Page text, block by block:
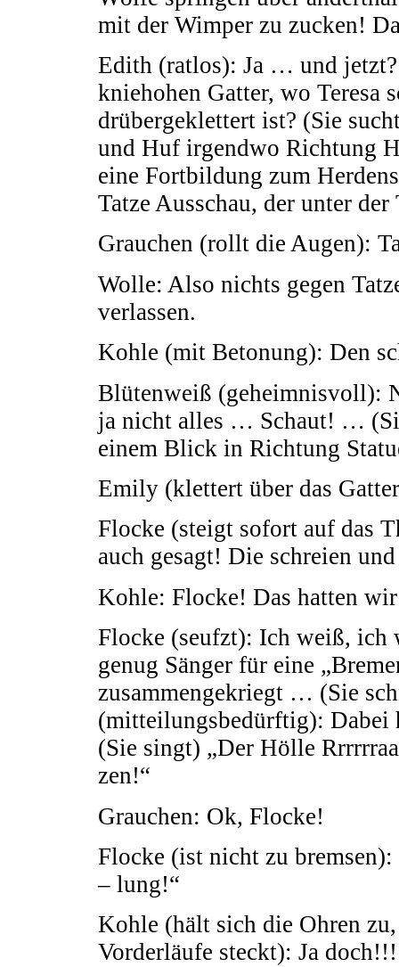
mit der Wimper zu zucken!
Edith (ratlos): Ja … und
kniehohen Gatter, wo Teresa
drübergeklettert ist? (Sie
und Huf irgendwo Richtung
eine Fortbildung zum
Tatze Ausschau, der unter
Grauchen (rollt die Augen):
Wolle: Also nichts gegen
verlassen.
Kohle (mit Betonung): Den
Blütenweiß (geheimnisvoll):
ja nicht alles … Schaut! …
einem Blick in Richtung
Emily (klettert über das
Flocke (steigt sofort auf das
auch gesagt! Die schreien
Kohle: Flocke! Das hatten
Flocke (seufzt): Ich weiß,
genug Sänger für eine
zusammengekriegt … (Sie
(mitteilungsbedürftig): Dabei
(Sie singt) „Der Hölle
zen!“
Grauchen: Ok, Flocke!
Flocke (ist nicht zu
– lung!“
Kohle (hält sich die Ohren
Vorderläufe steckt): Ja doch!!!